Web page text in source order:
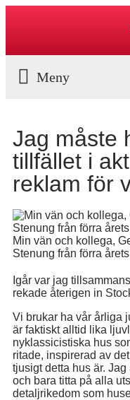
Jag måste
tillfället i
reklam för
Min vän och kollega,
Stenung från förra
Igår var jag
rekade återigen in
Vi brukar ha vår årliga
är faktiskt alltid lika
nyklassicistiska hus
ritade, inspirerad av
tjusigt detta hus är.
och bara titta på alla
detaljrikedom som